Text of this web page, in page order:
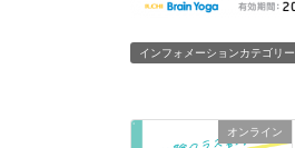
インフォメーションカテゴリー
オンライン